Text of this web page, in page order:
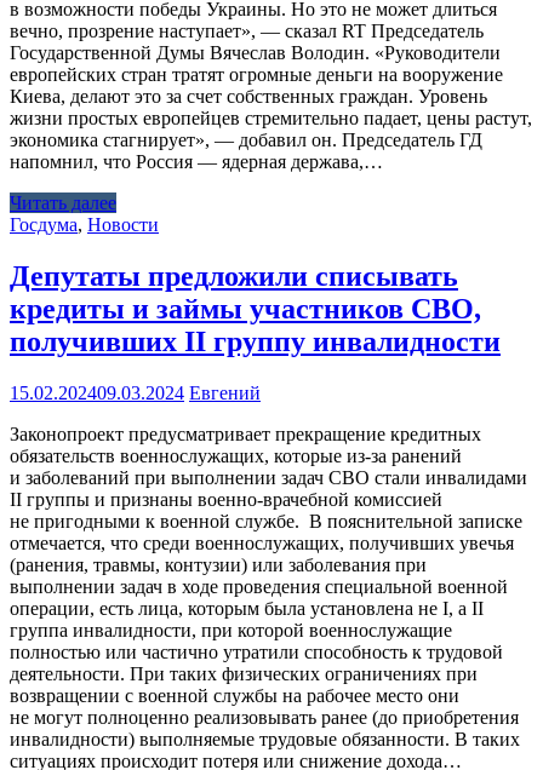
в возможности победы Украины. Но это не может длиться
вечно, прозрение наступает», — сказал RT Председатель
Государственной Думы Вячеслав Володин. «Руководители
европейских стран тратят огромные деньги на вооружение
Киева, делают это за счет собственных граждан. Уровень
жизни простых европейцев стремительно падает, цены растут,
экономика стагнирует», — добавил он. Председатель ГД
напомнил, что Россия — ядерная держава,…
Читать далее
Госдума, Новости
Депутаты предложили списывать
кредиты и займы участников СВО,
получивших II группу инвалидности
15.02.202409.03.2024 Евгений
Законопроект предусматривает прекращение кредитных
обязательств военнослужащих, которые из‑за ранений
и заболеваний при выполнении задач СВО стали инвалидами
II группы и признаны военно-врачебной комиссией
не пригодными к военной службе. В пояснительной записке
отмечается, что среди военнослужащих, получивших увечья
(ранения, травмы, контузии) или заболевания при
выполнении задач в ходе проведения специальной военной
операции, есть лица, которым была установлена не I, a II
группа инвалидности, при которой военнослужащие
полностью или частично утратили способность к трудовой
деятельности. При таких физических ограничениях при
возвращении с военной службы на рабочее место они
не могут полноценно реализовывать ранее (до приобретения
инвалидности) выполняемые трудовые обязанности. В таких
ситуациях происходит потеря или снижение дохода…